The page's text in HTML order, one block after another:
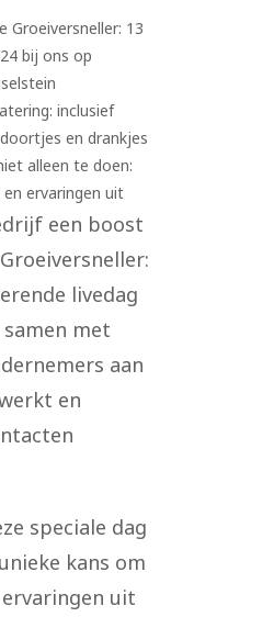
Groeiversneller: 13
bij ons op
inclusief
en drankjes
alleen te doen:
ervaringen uit
een boost
livedag
met
aan
en
speciale dag
kans om
ervaringen uit